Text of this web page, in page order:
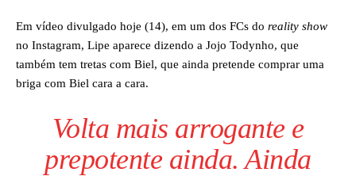
Em vídeo divulgado hoje (14), em um dos FCs do reality show
no Instagram, Lipe aparece dizendo a Jojo Todynho, que
também tem tretas com Biel, que ainda pretende comprar uma
briga com Biel cara a cara.
Volta mais arrogante e
prepotente ainda. Ainda